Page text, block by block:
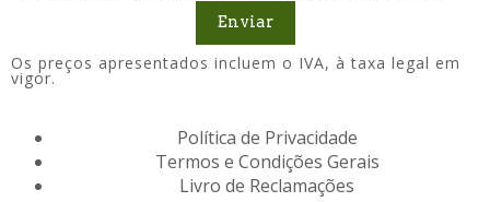
Enviar
Os preços apresentados incluem o IVA, à taxa legal em
vigor.
Política de Privacidade
Termos e Condições Gerais
Livro de Reclamações